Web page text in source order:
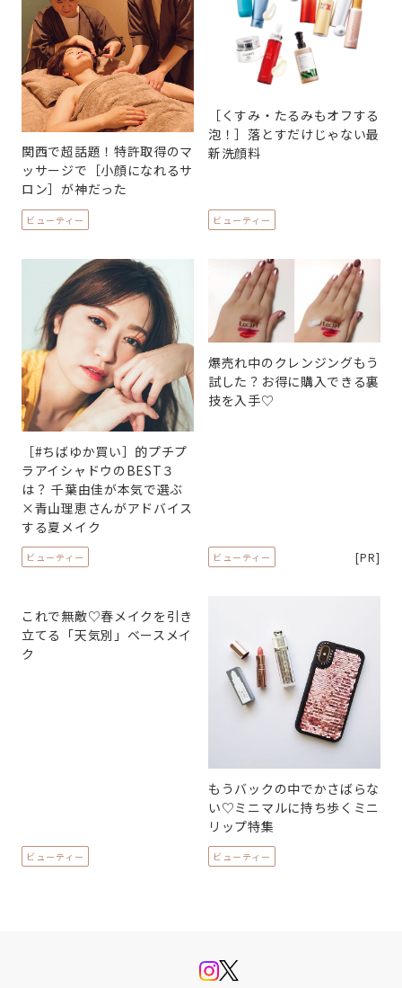
関西で超話題！特許取得のマ
ッサージで［小顔になれるサ
ロン］が神だった
ビューティー
［くすみ・たるみもオフする
泡！］落とすだけじゃない最
新洗顔料
ビューティー
［#ちばゆか買い］的プチプ
ラアイシャドウのBEST３
は？ 千葉由佳が本気で選ぶ
×青山理恵さんがアドバイス
する夏メイク
ビューティー
爆売れ中のクレンジングもう
試した？お得に購入できる裏
技を入手♡
ビューティー [PR]
これで無敵♡春メイクを引き
立てる「天気別」ベースメイ
ク
ビューティー
もうバックの中でかさばらな
い♡ミニマルに持ち歩くミニ
リップ特集
ビューティー